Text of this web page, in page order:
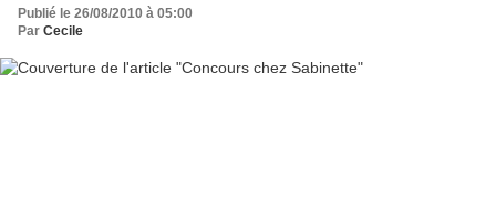
Publié le 26/08/2010 à 05:00
Par Cecile